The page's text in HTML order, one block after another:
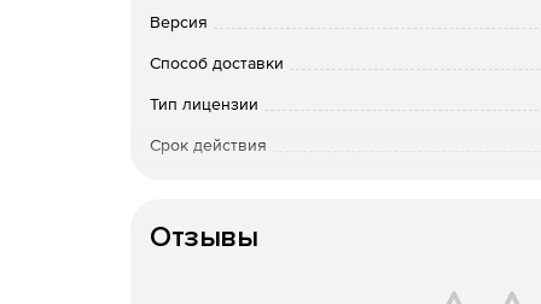
Разработка чертежей марок КЖ и КЖИ в
Российская система для российских
Версия
Способ доставки
Тип лицензии
Срок действия
Отзывы